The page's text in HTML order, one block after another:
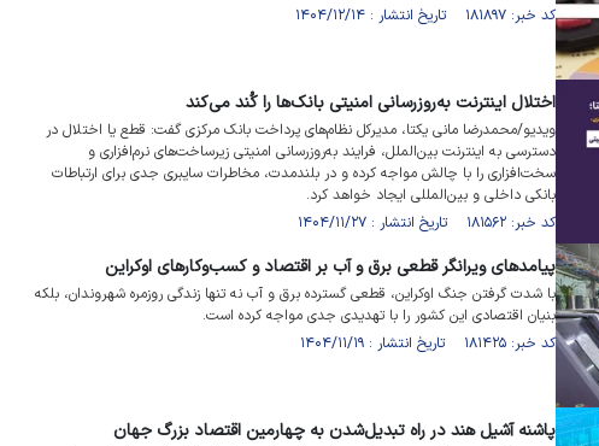
کد خبر: ۱۸۱۸۹۷ تاریخ انتشار : ۱۴۰۴/۱۲/۱۴
اختلال اینترنت به‌روز‌رسانی امنیتی بانک‌ها را کُند می‌کند
ویدیو/محمدرضا مانی یکتا، مدیرکل نظام‌های پرداخت بانک مرکزی گفت: قطع یا اختلال در
دسترسی به اینترنت بین‌الملل، فرایند به‌روزرسانی امنیتی زیرساخت‌های نرم‌افزاری و
سخت‌افزاری را با چالش مواجه کرده و در بلندمدت، مخاطرات سایبری جدی برای ارتباطات
بانکی داخلی و بین‌المللی ایجاد خواهد کرد.
کد خبر: ۱۸۱۵۶۲ تاریخ انتشار : ۱۴۰۴/۱۱/۲۷
پیامد‌های ویرانگر قطعی برق و آب بر اقتصاد و کسب‌وکار‌های اوکراین
با شدت گرفتن جنگ اوکراین، قطعی گسترده برق و آب نه تنها زندگی روزمره شهروندان، بلکه
بنیان اقتصادی این کشور را با تهدیدی جدی مواجه کرده است.
کد خبر: ۱۸۱۴۲۵ تاریخ انتشار : ۱۴۰۴/۱۱/۱۹
پاشنه آشیل هند در راه تبدیل‌شدن به چهارمین اقتصاد بزرگ جهان